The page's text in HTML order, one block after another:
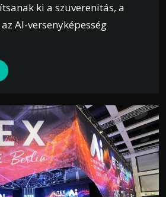
ki a szuverenitás, a
AI-versenyképesség